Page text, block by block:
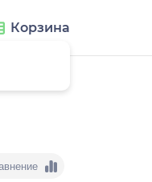
Корзина